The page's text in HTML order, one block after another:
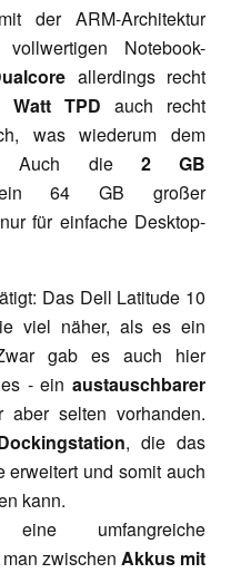
der ARM-Architektur
Notebook-
allerdings recht
Watt TPD auch recht
was wiederum dem
Auch die2 GB
64 GB großer
für einfache Desktop-
Das Dell Latitude 10
viel näher, als es ein
gab es auch hier
- ein austauschbarer
selten vorhanden.
, die das
erweitert und somit auch
kann.
umfangreiche
zwischen Akkus mit